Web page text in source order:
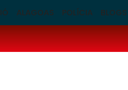
ALAGOAS POLÍCIA BLOGS